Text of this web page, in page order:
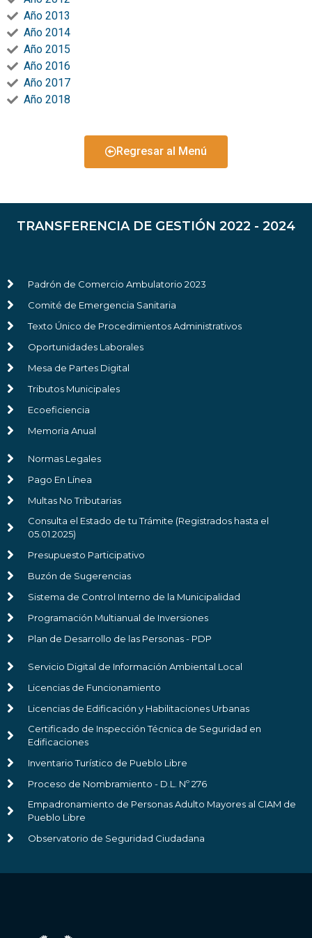
Año 2013
Año 2014
Año 2015
Año 2016
Año 2017
Año 2018
Regresar al Menú
TRANSFERENCIA DE GESTIÓN 2022 - 2024
Padrón de Comercio Ambulatorio 2023
Comité de Emergencia Sanitaria
Texto Único de Procedimientos Administrativos
Oportunidades Laborales
Mesa de Partes Digital
Tributos Municipales
Ecoeficiencia
Memoria Anual
Normas Legales
Pago En Línea
Multas No Tributarias
Consulta el Estado de tu Trámite (Registrados hasta el
05.01.2025)
Presupuesto Participativo
Buzón de Sugerencias
Sistema de Control Interno de la Municipalidad
Programación Multianual de Inversiones
Plan de Desarrollo de las Personas - PDP
Servicio Digital de Información Ambiental Local
Licencias de Funcionamiento
Licencias de Edificación y Habilitaciones Urbanas
Certificado de Inspección Técnica de Seguridad en
Edificaciones
Inventario Turístico de Pueblo Libre
Proceso de Nombramiento - D.L. Nº 276
Empadronamiento de Personas Adulto Mayores al CIAM de
Pueblo Libre
Observatorio de Seguridad Ciudadana